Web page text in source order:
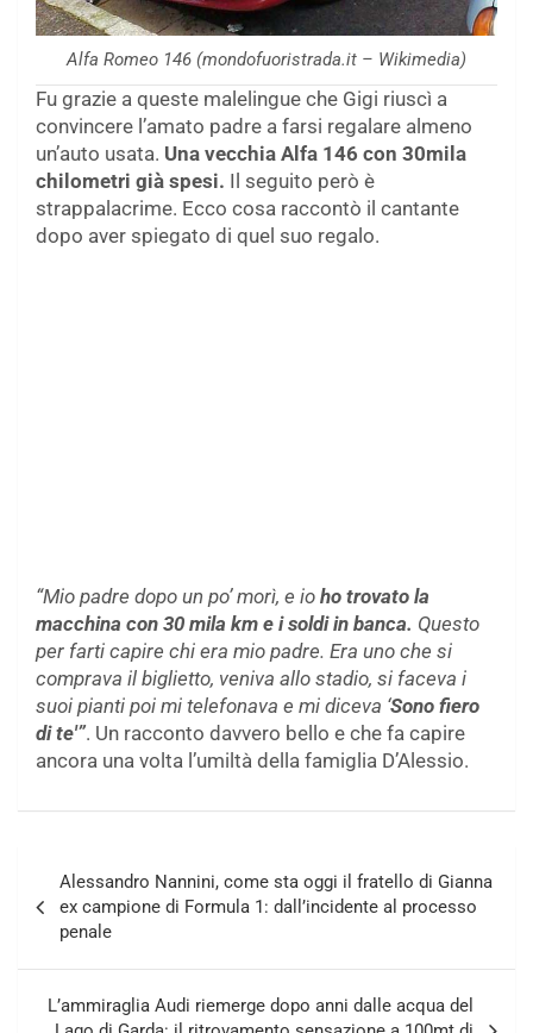
Alfa Romeo 146 (mondofuoristrada.it – Wikimedia)
Fu grazie a queste malelingue che Gigi riuscì a
convincere l’amato padre a farsi regalare almeno
un’auto usata. Una vecchia Alfa 146 con 30mila
chilometri già spesi. Il seguito però è
strappalacrime. Ecco cosa raccontò il cantante
dopo aver spiegato di quel suo regalo.
“Mio padre dopo un po’ morì, e io ho trovato la
macchina con 30 mila km e i soldi in banca. Questo
per farti capire chi era mio padre. Era uno che si
comprava il biglietto, veniva allo stadio, si faceva i
suoi pianti poi mi telefonava e mi diceva ‘Sono fiero
di te'”. Un racconto davvero bello e che fa capire
ancora una volta l’umiltà della famiglia D’Alessio.
articoli
Alessandro Nannini, come sta oggi il fratello di Gianna
ex campione di Formula 1: dall’incidente al processo
penale
L’ammiraglia Audi riemerge dopo anni dalle acqua del